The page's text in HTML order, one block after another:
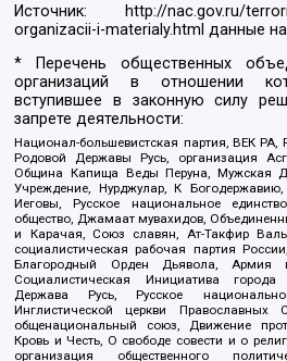
Источник:
http://nac.gov.ru/
organizacii-i-materialy.html данные
* Перечень общественных
организаций в отношении
вступившее в законную силу
запрете деятельности:
Национал-большевистская партия, ВЕК
Родовой Державы Русь, организация
Община Капища Веды Перуна, Мужская
Учреждение, Нурджулар, К
Иеговы, Русское национальное
общество, Джамаат мувахидов,
и Карачая, Союз славян, Ат-Такфир
социалистическая рабочая партия
Благородный Орден Дьявола, Армия
Социалистическая Инициатива города
Держава Русь, Русское
Инглистической церкви Православных
общенациональный союз, Движение
Кровь и Честь, О свободе совести и о
организация общественного